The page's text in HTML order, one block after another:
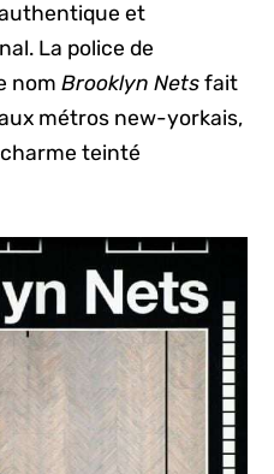
et
La police de
nomBrooklyn Netsfait
métros new-yorkais,
teinté